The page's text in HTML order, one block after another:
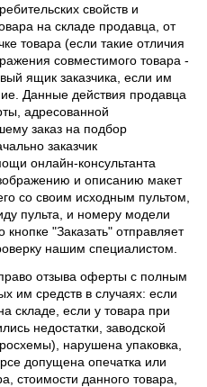
свойств и
на складе продавца, от
товара (если такие отличия
совместимого товара -
ящик заказчика, если им
Данные действия продавца
адресованной
заказ на подбор
заказчик
онлайн-консультанта
и описанию макет
со своим исходным пультом,
пульта, и номеру модели
"Заказать" отправляет
нашим специалистом.
отзыва оферты с полным
им средств в случаях: если
складе, если у товара при
недостатки, заводской
нарушена упаковка,
допущена опечатка или
стоимости данного товара,